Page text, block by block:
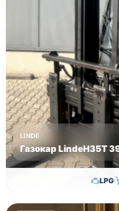
LINDE
Газокар LindeH35T
LPG